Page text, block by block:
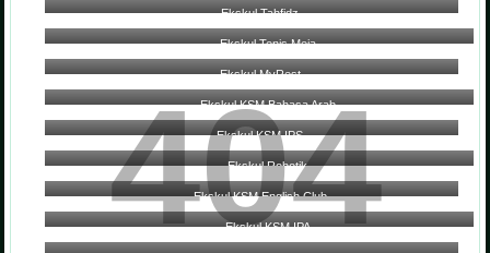
Ekskul Tahfidz
Ekskul Tenis Meja
Ekskul MyRest
Ekskul KSM Bahasa Arab
Ekskul KSM IPS
Ekskul Robotik
Ekskul KSM English Club
Ekskul KSM IPA
404